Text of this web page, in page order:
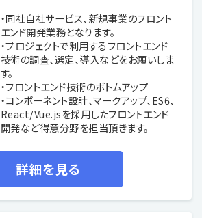
・同社自社サービス、新規事業のフロント
エンド開発業務となります。
・プロジェクトで利用するフロントエンド
技術の調査、選定、導入などをお願いしま
す。
・フロントエンド技術のボトムアップ
・コンポーネント設計、マークアップ、ES6、
React/Vue.jsを採用したフロントエンド
開発など得意分野を担当頂きます。
詳細を見る